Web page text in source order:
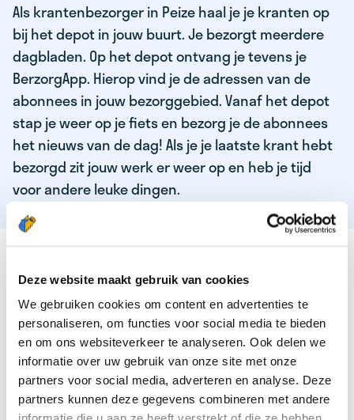
Deze website maakt gebruik van cookies
We gebruiken cookies om content en advertenties te
personaliseren, om functies voor social media te bieden
en om ons websiteverkeer te analyseren. Ook delen we
informatie over uw gebruik van onze site met onze
partners voor social media, adverteren en analyse. Deze
partners kunnen deze gegevens combineren met andere
Als krantenbezorger in Peize haal je je kranten op
bij het depot in jouw buurt. Je bezorgt meerdere
dagbladen. Op het depot ontvang je tevens je
BerzorgApp. Hierop vind je de adressen van de
abonnees in jouw bezorggebied. Vanaf het depot
stap je weer op je fiets en bezorg je de abonnees
het nieuws van de dag! Als je je laatste krant hebt
bezorgd zit jouw werk er weer op en heb je tijd
voor andere leuke dingen.
DEZE KWALITEITEN HEEFT ONZE TOP
KRANTENBEZORGER
Je bent verantwoordelijk en zelfstandig
Je houdt van lekker bewegen in de frisse lucht
Je houdt vooral van fijn werk dat lekker bijverdient!
Je wordt blij van het bezorgen van het laatste nieuws